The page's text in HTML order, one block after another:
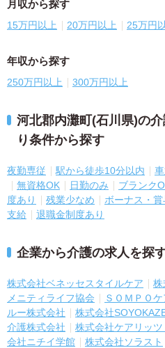
月収から探す
15万円以上 20万円以上 25万円
年収から探す
250万円以上 300万円以上
河北郡内灘町(石川県)の
り条件から探す
夜勤専従 駅から徒歩10分以内
無資格OK
日勤のみ ブランク
度あり
残業少なめ ボーナス・賞
支給
退職金制度あり
企業から介護の求人を探
株式会社ベネッセスタイルケア 株
メニティライフ協会
ＳＯＭＰＯ
ルー株式会社
株式会社
介護株式会社
株式会社ケアリッ
会社ニチイ学館
株式会社ソラスト